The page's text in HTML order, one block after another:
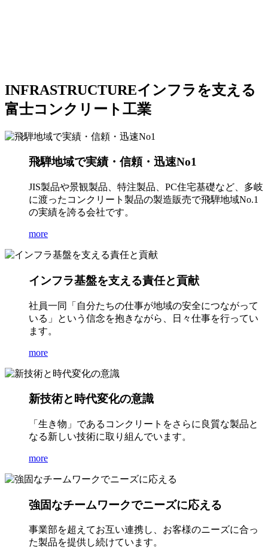
INFRASTRUCTUREインフラを支える
富士コンクリート工業
飛騨地域で実績・信頼・迅速No1
JIS製品や景観製品、特注製品、PC住宅基礎など、多岐
に渡ったコンクリート製品の製造販売で飛騨地域No.1
の実績を誇る会社です。
more
インフラ基盤を支える責任と貢献
社員一同「自分たちの仕事が地域の安全につながって
いる」という信念を抱きながら、日々仕事を行ってい
ます。
more
新技術と時代変化の意識
「生き物」であるコンクリートをさらに良質な製品と
なる新しい技術に取り組んでいます。
more
強固なチームワークでニーズに応える
事業部を超えてお互い連携し、お客様のニーズに合っ
た製品を提供し続けています。